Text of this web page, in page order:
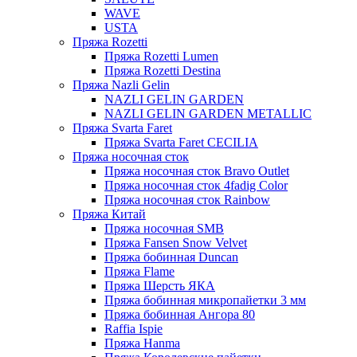
WAVE
USTA
Пряжа Rozetti
Пряжа Rozetti Lumen
Пряжа Rozetti Destina
Пряжа Nazli Gelin
NAZLI GELIN GARDEN
NAZLI GELIN GARDEN METALLIC
Пряжа Svarta Faret
Пряжа Svarta Faret CECILIA
Пряжа носочная сток
Пряжа носочная сток Bravo Outlet
Пряжа носочная сток 4fadig Color
Пряжа носочная сток Rainbow
Пряжа Китай
Пряжа носочная SMB
Пряжа Fansen Snow Velvet
Пряжа бобинная Duncan
Пряжа Flame
Пряжа Шерсть ЯКА
Пряжа бобинная микропайетки 3 мм
Пряжа бобинная Ангора 80
Raffia Ispie
Пряжа Hanma